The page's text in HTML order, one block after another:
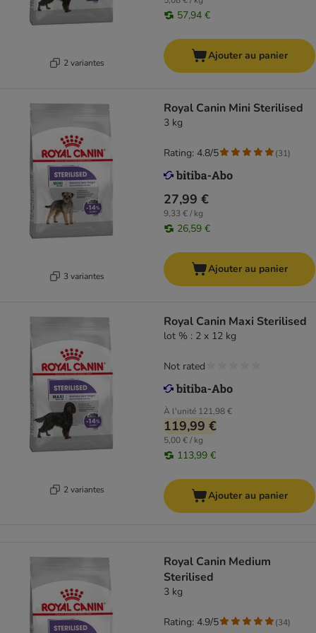
2 variantes
57,94 €
Ajouter au panier
3 variantes
Royal Canin Mini Sterilised
3 kg
27,99 €
9,33 € / kg
26,59 €
Rating: 4.8/5 (31)
Ajouter au panier
2 variantes
Royal Canin Maxi Sterilised
lot % : 2 x 12 kg
À l'unité 121,98 €
119,99 €
5,00 € / kg
113,99 €
Not rated
Ajouter au panier
Royal Canin Medium
Sterilised
3 kg
Rating: 4.9/5 (34)